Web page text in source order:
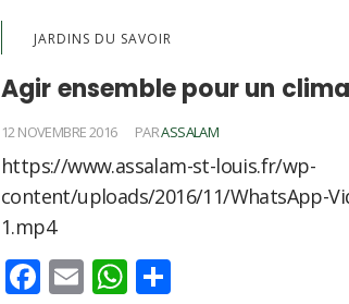
JARDINS DU SAVOIR
Agir ensemble pour un
12 NOVEMBRE 2016 PARASSALAM
https://www.assalam-st-louis.fr/wp-
content/uploads/2016/11/WhatsApp-
1.mp4
Facebook
EmailWhatsApp